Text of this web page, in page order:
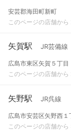
安芸郡海田町新町
このページの店舗か
矢賀駅 JR芸備線
広島市東区矢賀５丁目
このページの店舗から
矢野駅 JR呉線
広島市安芸区矢野西１
このページの店舗か